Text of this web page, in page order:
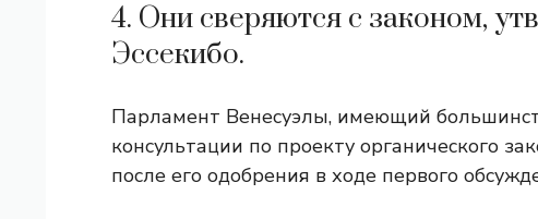
4. Они сверяются с законом,
Эссекибо.
Парламент Венесуэлы, имеющий
консультации по проекту органического
после его одобрения в ходе первого